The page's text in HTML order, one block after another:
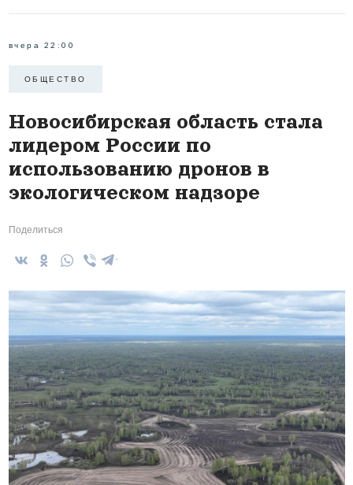
вчера 22:00
ОБЩЕСТВО
Новосибирская область стала
лидером России по
использованию дронов в
экологическом надзоре
Поделиться